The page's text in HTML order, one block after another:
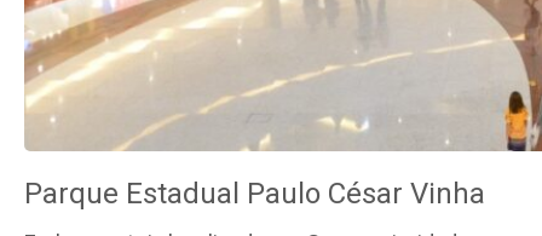
Parque Estadual Paulo César Vinha